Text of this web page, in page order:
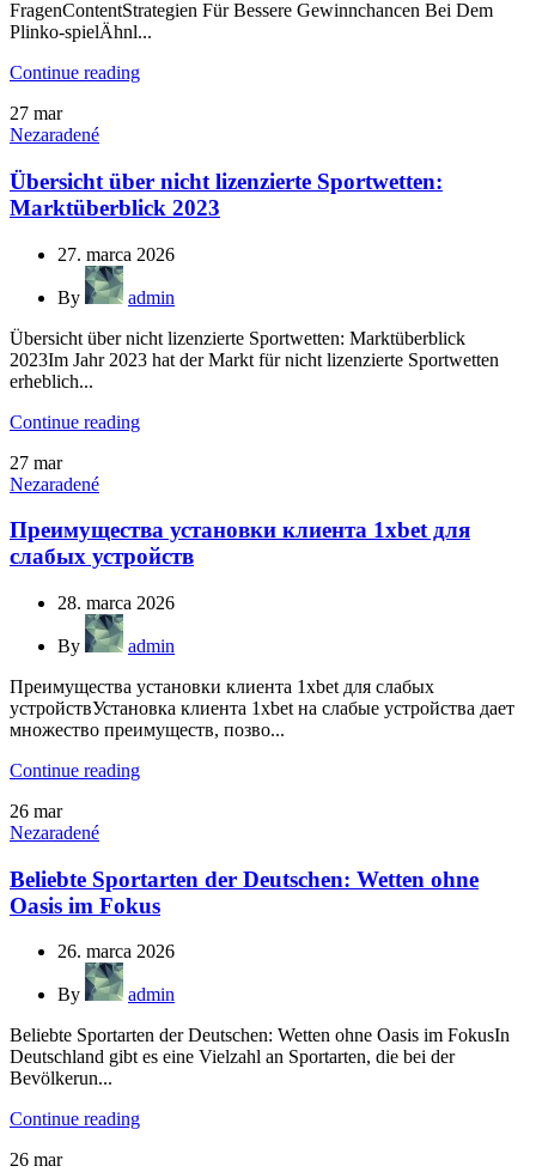
FragenContentStrategien Für Bessere Gewinnchancen Bei Dem
Plinko-spielÄhnl...
Continue reading
27 mar
Nezaradené
Übersicht über nicht lizenzierte Sportwetten:
Marktüberblick 2023
27. marca 2026
By
admin
Übersicht über nicht lizenzierte Sportwetten: Marktüberblick
2023Im Jahr 2023 hat der Markt für nicht lizenzierte Sportwetten
erheblich...
Continue reading
27 mar
Nezaradené
Преимущества установки клиента 1xbet для
слабых устройств
28. marca 2026
By
admin
Преимущества установки клиента 1xbet для слабых
устройствУстановка клиента 1xbet на слабые устройства дает
множество преимуществ, позво...
Continue reading
26 mar
Nezaradené
Beliebte Sportarten der Deutschen: Wetten ohne
Oasis im Fokus
26. marca 2026
By
admin
Beliebte Sportarten der Deutschen: Wetten ohne Oasis im FokusIn
Deutschland gibt es eine Vielzahl an Sportarten, die bei der
Bevölkerun...
Continue reading
26 mar